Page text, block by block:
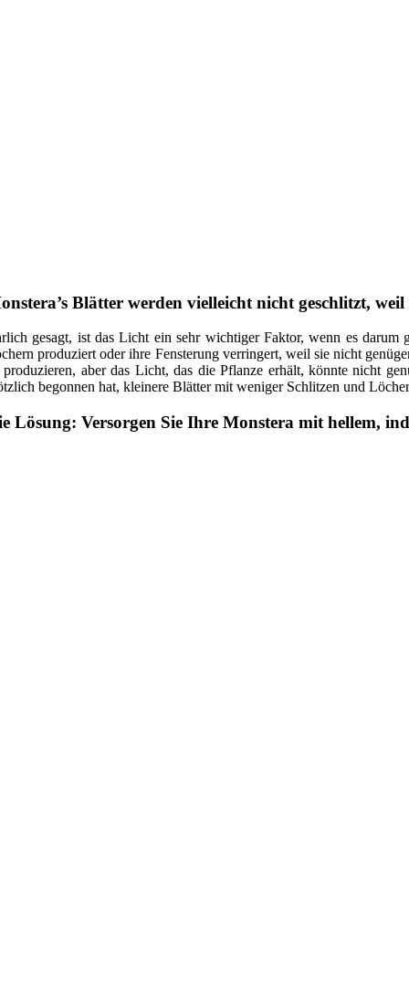
Blätter werden vielleicht nicht geschlitzt,
gesagt, ist das Licht ein sehr wichtiger Faktor, wenn es
produziert oder ihre Fensterung verringert, weil sie nicht
produzieren, aber das Licht, das die Pflanze erhält, könnte nicht
begonnen hat, kleinere Blätter mit weniger Schlitzen und
Lösung: Versorgen Sie Ihre Monstera mit hellem,